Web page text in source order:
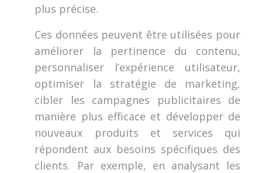
plus précise.
Ces données peuvent être utilisées pour
améliorer la pertinence du contenu,
personnaliser l’expérience utilisateur,
optimiser la stratégie de marketing,
cibler les campagnes publicitaires de
manière plus efficace et développer de
nouveaux produits et services qui
répondent aux besoins spécifiques des
clients. Par exemple, en analysant les